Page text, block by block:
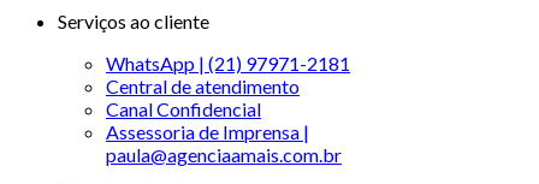
Serviços ao cliente
WhatsApp | (21) 97971-2181
Central de atendimento
Canal Confidencial
Assessoria de Imprensa |
paula@agenciaamais.com.br